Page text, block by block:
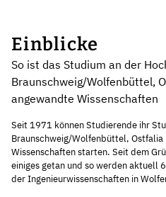
Einblicke
So ist das Studium an der
Braunschweig/Wolfenbüttel,
angewandte Wissenschaften
Seit 1971 können Studierende ihr
Braunschweig/Wolfenbüttel,
Wissenschaften starten. Seit dem
einiges getan und so werden aktuell
der Ingenieurwissenschaften in